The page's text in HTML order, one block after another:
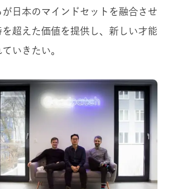
日本のマインドセットを融合させ
超えた価値を提供し、新しい才能
いきたい。